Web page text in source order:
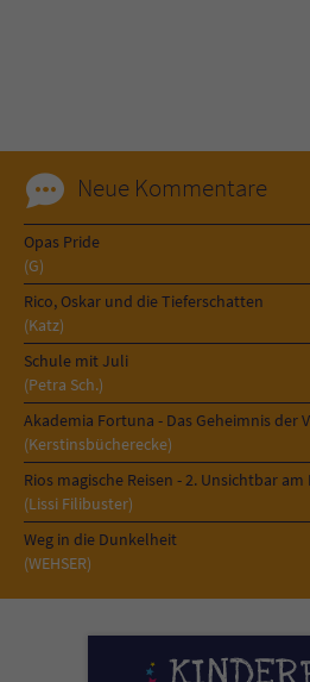
Neue Kommentare
Opas Pride
(G)
Rico, Oskar und die Tieferschatten
(Katz)
Schule mit Juli
(Petra Sch.)
Akademia Fortuna - Das Geheimnis der
(Kerstinsbücherecke)
Rios magische Reisen - 2. Unsichtbar
(Lissi Filibuster)
Weg in die Dunkelheit
(WEHSER)
Zweck Cookie für
Name fe_typo_user
Anbieter
Laufzeit Session
Zweck
Dieses Cookie
Kommunikation der
Sicherheitscode des